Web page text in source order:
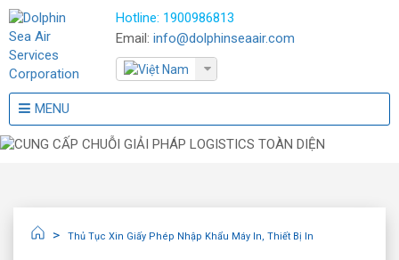
Hotline: 1900986813
Email: info@dolphinseaair.com
MENU
Thủ Tục Xin Giấy Phép Nhập Khẩu Máy In, Thiết Bị In